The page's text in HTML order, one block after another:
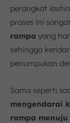
perangkat
proses ini sangat
rampa yang
sehingga
penumpukan
Sama seperti
mengendarai
rampa